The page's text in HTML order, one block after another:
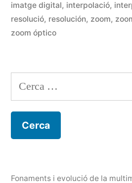
imatge digital, interpolació,
resolució, resolución, zoom,
zoom óptico
Cerca:
Fonaments i evolució de la